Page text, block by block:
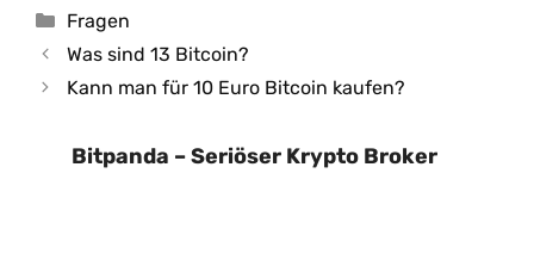
Kategorien
Fragen
Was sind 13 Bitcoin?
Kann man für 10 Euro Bitcoin kaufen?
Bitpanda – Seriöser Krypto Broker